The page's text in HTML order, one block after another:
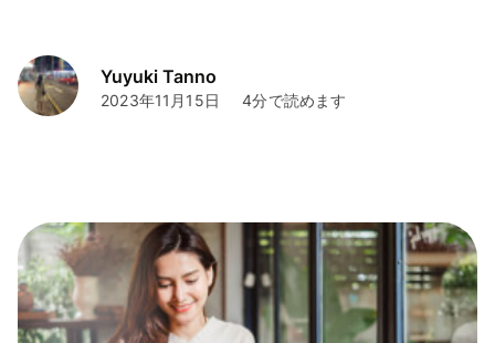
Yuyuki Tanno
2023年11月15日 4分で読めます